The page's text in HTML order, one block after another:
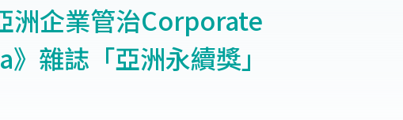
洲企業管治Corporate
雜誌「亞洲永續獎」